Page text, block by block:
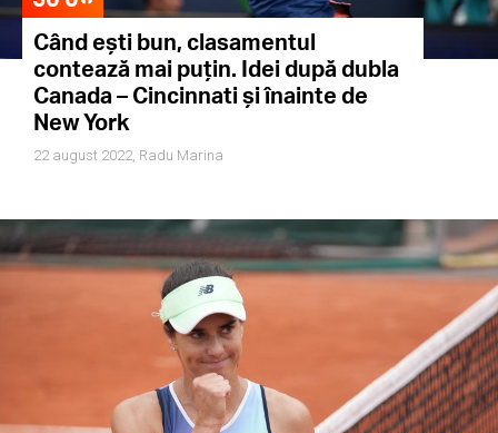
Când ești bun, clasamentul
contează mai puțin. Idei după dubla
Canada – Cincinnati și înainte de
New York
22 august 2022, Radu Marina